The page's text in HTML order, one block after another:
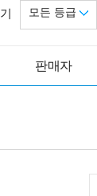
모든 등급
판매자